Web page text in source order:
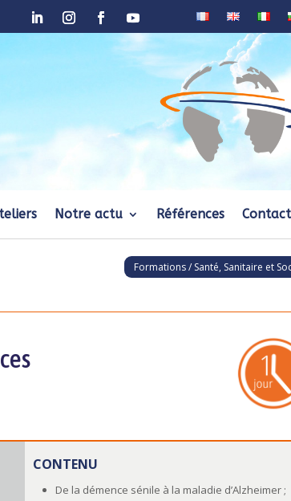
Notre actu Références Contact
Formations / Santé, Sanitaire et
CONTENU
De la démence sénile à la maladie d’Alzheimer ;